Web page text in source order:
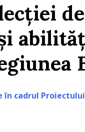
în cadrul